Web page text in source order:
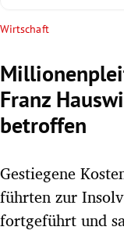
Untermenü
Untermenü
Wirtschaft
Franz
betroffen
Gestiegene
führten zur
fortgeführt und